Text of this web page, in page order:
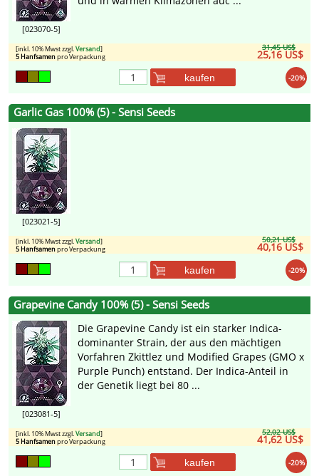
[023070-5]
31,45 US$
25,16 US$
[inkl. 10% Mwst zzgl.Versand]
5 Hanfsamenpro Verpackung
-20%
kaufen
Garlic Gas 100% (5) - Sensi Seeds
[023021-5]
50,21 US$
40,16 US$
[inkl. 10% Mwst zzgl.Versand]
5 Hanfsamenpro Verpackung
-20%
kaufen
Grapevine Candy 100% (5) - Sensi Seeds
[023081-5]
Die Grapevine Candy ist ein starker Indica-
dominanter Strain, der aus den mächtigen
Vorfahren Zkittlez und Modified Grapes (GMO x
Purple Punch) entstand. Der Indica-Anteil in
der Genetik liegt bei 80 ...
52,02 US$
41,62 US$
[inkl. 10% Mwst zzgl.Versand]
5 Hanfsamenpro Verpackung
-20%
kaufen